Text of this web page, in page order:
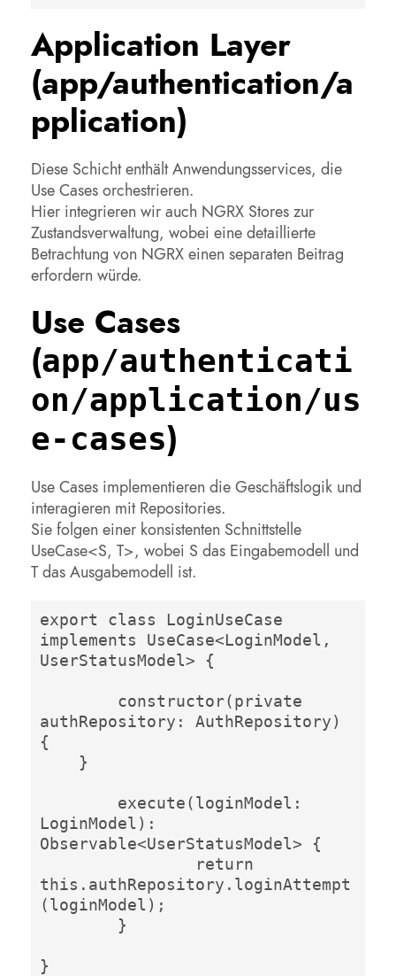
Application Layer
(app/authentication/a
pplication)
Diese Schicht enthält Anwendungsservices, die
Use Cases orchestrieren.
Hier integrieren wir auch NGRX Stores zur
Zustandsverwaltung, wobei eine detaillierte
Betrachtung von NGRX einen separaten Beitrag
erfordern würde.
Use Cases
(app/authenticati
on/application/us
e-cases)
Use Cases implementieren die Geschäftslogik und
interagieren mit Repositories.
Sie folgen einer konsistenten Schnittstelle
UseCase<S, T>, wobei S das Eingabemodell und
T das Ausgabemodell ist.
export class LoginUseCase
implements UseCase<LoginModel,
UserStatusModel> {
authRepository: AuthRepository)
{
LoginModel):
Observable<UserStatusModel> {
this.authRepository.loginAttempt
(loginModel);
}